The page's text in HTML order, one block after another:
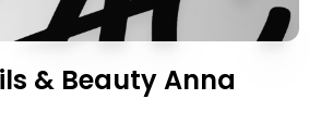
& Beauty Anna